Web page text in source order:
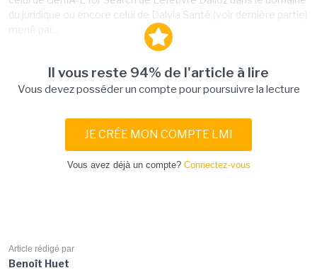
du juridique ou encore celui de Dalvia Santé (voir dernière partie)
Il vous reste 94% de l'article à lire
Vous devez posséder un compte pour poursuivre la lecture
JE CRÉE MON COMPTE LMI
Vous avez déjà un compte? Connectez-vous
Article rédigé par
Benoît Huet